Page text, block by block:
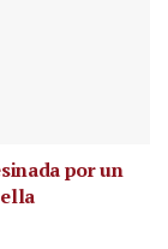
por un